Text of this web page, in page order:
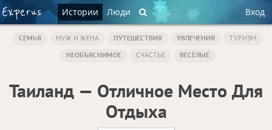
Истории Люди Вход
СЕМЬЯ МУЖ И ЖЕНА ПУТЕШЕСТВИЯ УВЛЕЧЕНИЯ
ТУРИЗМ
НЕОБЪЯСНИМОЕ
СЧАСТЬЕ ВЕСЁЛЫЕ
Таиланд — Отличное Место Для
Отдыха